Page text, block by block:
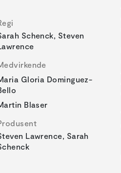
Schenck, Steven
Gloria Dominguez-
Blaser
Lawrence, Sarah